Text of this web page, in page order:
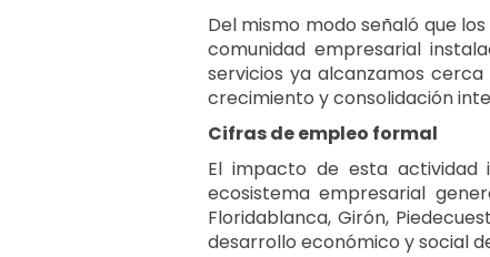
Del mismo modo señaló que
comunidad empresarial
servicios ya alcanzamos
crecimiento y consolidación
Cifras de empleo formal
El impacto de esta actividad
ecosistema empresarial
Floridablanca, Girón,
desarrollo económico y social